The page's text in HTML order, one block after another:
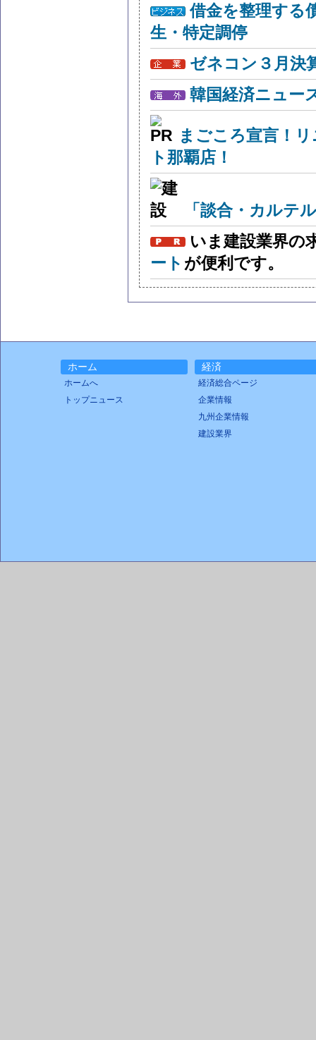
借金を整理する
生・特定調停
ゼネコン３月決
韓国経済ニュー
まごころ宣言！
ト那覇店！
「談合・カルテ
いま建設業界の
ート が便利です。
ホーム
ホームへ
トップニュース
経済
経済総合ページ
企業情報
九州企業情報
建設業界